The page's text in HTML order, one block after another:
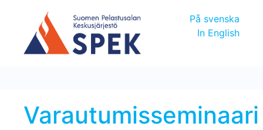
På svenska
In English
Varautumisseminaari